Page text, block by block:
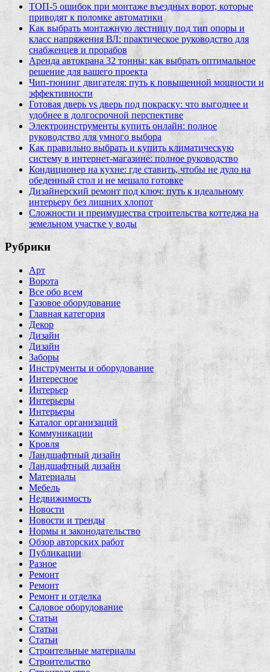
ТОП-5 ошибок при монтаже въездных ворот, которые
приводят к поломке автоматики
Как выбрать монтажную лестницу под тип опоры и
класс напряжения ВЛ: практическое руководство для
снабженцев и прорабов
Аренда автокрана 32 тонны: как выбрать оптимальное
решение для вашего проекта
Чип‑тюнинг двигателя: путь к повышенной мощности и
эффективности
Готовая дверь vs дверь под покраску: что выгоднее и
удобнее в долгосрочной перспективе
Электроинструменты купить онлайн: полное
руководство для умного выбора
Как правильно выбрать и купить климатическую
систему в интернет‑магазине: полное руководство
Кондиционер на кухне: где ставить, чтобы не дуло на
обеденный стол и не мешало готовке
Дизайнерский ремонт под ключ: путь к идеальному
интерьеру без лишних хлопот
Сложности и преимущества строительства коттеджа на
земельном участке у воды
Рубрики
Арт
Ворота
Все обо всем
Газовое оборудование
Главная категория
Декор
Дизайн
Дизайн
Заборы
Инструменты и оборудование
Интересное
Интерьер
Интерьеры
Интерьеры
Каталог организаций
Коммуникации
Кровля
Ландшафтный дизайн
Ландшафтный дизайн
Материалы
Мебель
Недвижимость
Новости
Новости и тренды
Нормы и законодательство
Обзор авторских работ
Публикации
Разное
Ремонт
Ремонт
Ремонт и отделка
Садовое оборудование
Статьи
Статьи
Статьи
Строительные материалы
Строительство